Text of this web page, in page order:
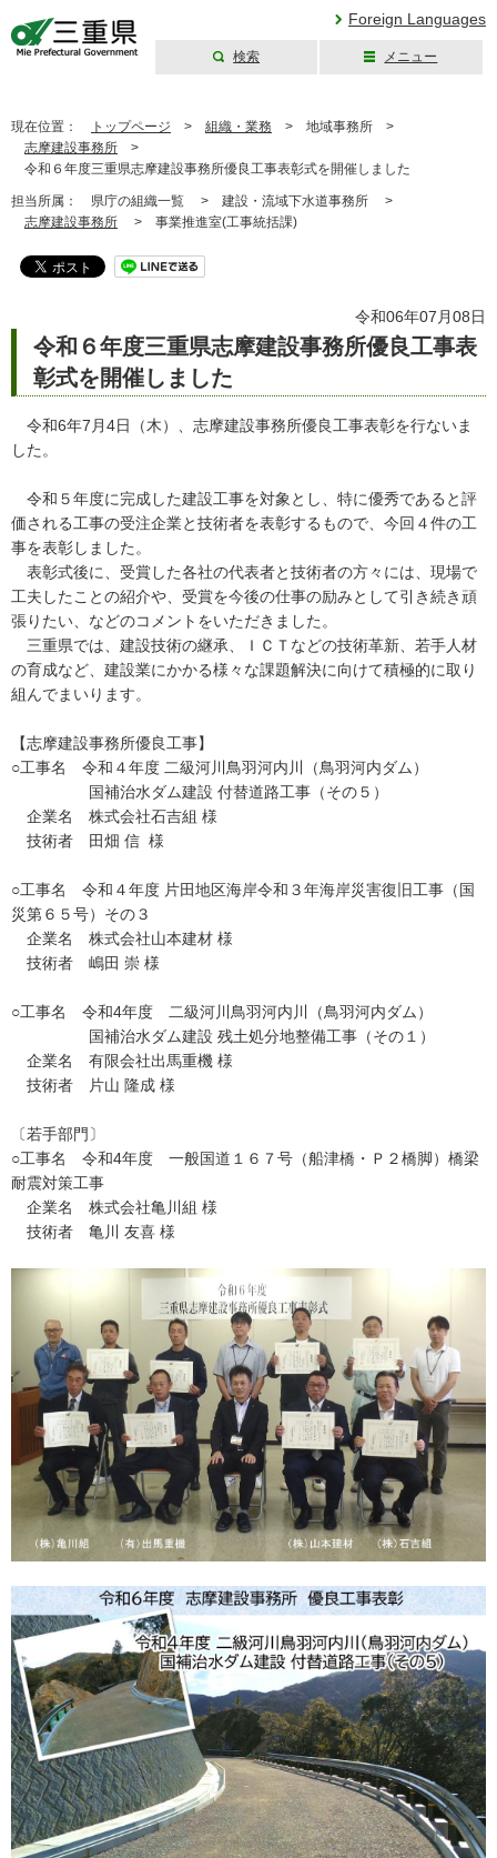
Foreign Languages
検索 メニュー
現在位置： トップページ > 組織・業務 > 地域事務所 >
志摩建設事務所 >
令和６年度三重県志摩建設事務所優良工事表彰式を開催しました
担当所属： 県庁の組織一覧 > 建設・流域下水道事務所 >
志摩建設事務所 > 事業推進室(工事統括課)
令和06年07月08日
令和６年度三重県志摩建設事務所優良工事表
彰式を開催しました
令和6年7月4日（木）、志摩建設事務所優良工事表彰を行ないま
した。
令和５年度に完成した建設工事を対象とし、特に優秀であると評
価される工事の受注企業と技術者を表彰するもので、今回４件の工
事を表彰しました。
表彰式後に、受賞した各社の代表者と技術者の方々には、現場で
工夫したことの紹介や、受賞を今後の仕事の励みとして引き続き頑
張りたい、などのコメントをいただきました。
三重県では、建設技術の継承、ＩＣＴなどの技術革新、若手人材
の育成など、建設業にかかる様々な課題解決に向けて積極的に取り
組んでまいります。
【志摩建設事務所優良工事】
○工事名 令和４年度 二級河川鳥羽河内川（鳥羽河内ダム）
国補治水ダム建設 付替道路工事（その５）
企業名 株式会社石吉組 様
技術者 田畑 信 様
○工事名 令和４年度 片田地区海岸令和３年海岸災害復旧工事（国
災第６５号）その３
企業名 株式会社山本建材 様
技術者 嶋田 崇 様
○工事名 令和4年度 二級河川鳥羽河内川（鳥羽河内ダム）
国補治水ダム建設 残土処分地整備工事（その１）
企業名 有限会社出馬重機 様
技術者 片山 隆成 様
〔若手部門〕
○工事名 令和4年度 一般国道１６７号（船津橋・Ｐ２橋脚）橋梁
耐震対策工事
企業名 株式会社亀川組 様
技術者 亀川 友喜 様